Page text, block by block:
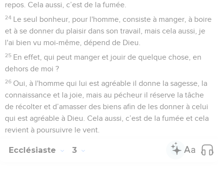
repos. Cela aussi, c’est de la fumée.
24 Le seul bonheur, pour l'homme, consiste à manger, à boire
et à se donner du plaisir dans son travail, mais cela aussi, je
l'ai bien vu moi-même, dépend de Dieu.
25 En effet, qui peut manger et jouir de quelque chose, en
dehors de moi ?
26 Oui, à l'homme qui lui est agréable il donne la sagesse, la
connaissance et la joie, mais au pécheur il réserve la tâche
de récolter et d’amasser des biens afin de les donner à celui
qui est agréable à Dieu. Cela aussi, c’est de la fumée et cela
revient à poursuivre le vent.
Ecclésiaste 3